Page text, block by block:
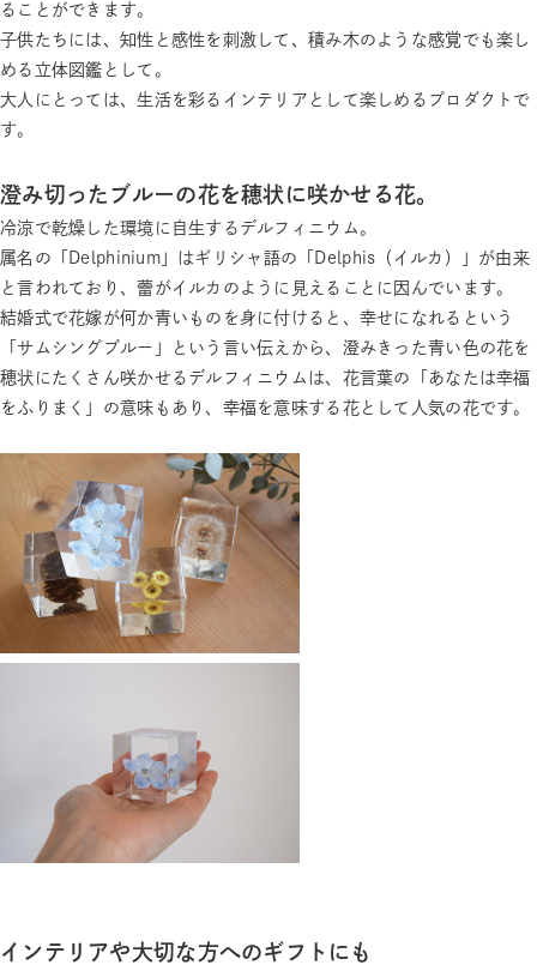
ることができます。
子供たちには、知性と感性を刺激して、積み木のような感覚でも楽し
める立体図鑑として。
大人にとっては、生活を彩るインテリアとして楽しめるプロダクトで
す。
澄み切ったブルーの花を穂状に咲かせる花。
冷涼で乾燥した環境に自生するデルフィニウム。
属名の「Delphinium」はギリシャ語の「Delphis（イルカ）」が由来
と言われており、蕾がイルカのように見えることに因んでいます。
結婚式で花嫁が何か青いものを身に付けると、幸せになれるという
「サムシングブルー」という言い伝えから、澄みきった青い色の花を
穂状にたくさん咲かせるデルフィニウムは、花言葉の「あなたは幸福
をふりまく」の意味もあり、幸福を意味する花として人気の花です。
インテリアや大切な方へのギフトにも